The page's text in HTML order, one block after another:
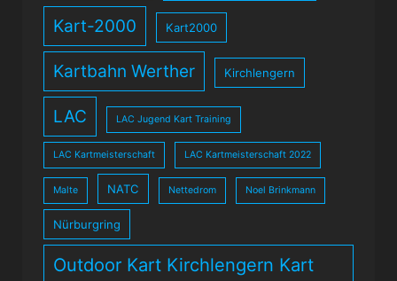
Kart-2000 Kart2000
Kartbahn Werther Kirchlengern
LAC LAC Jugend Kart Training
LAC Kartmeisterschaft LAC Kartmeisterschaft 2022
Malte NATC Nettedrom Noel Brinkmann
Nürburgring
Outdoor Kart Kirchlengern Kart